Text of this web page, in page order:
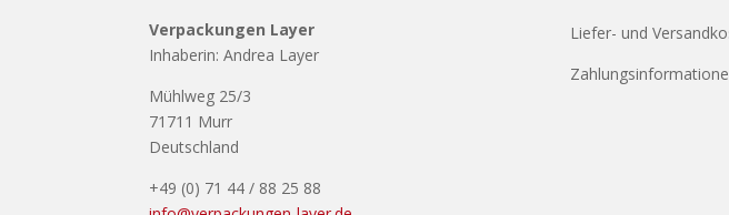
Verpackungen Layer
Inhaberin: Andrea Layer
Mühlweg 25/3
71711 Murr
Deutschland
+49 (0) 71 44 / 88 25 88
Liefer- und